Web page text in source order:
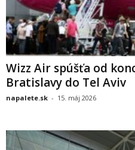
Wizz Air spúšťa od
Bratislavy do Tel Aviv
napalete.sk - 15. máj 2026